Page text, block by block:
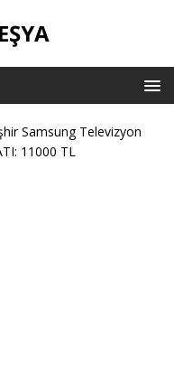
Samsung Televizyon
11000 TL